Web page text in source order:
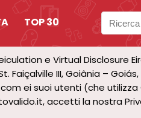
TOP 30
e Virtual Disclosure
Faiçalville III, Goiânia –
ei suoi utenti (che
accetti la nostra